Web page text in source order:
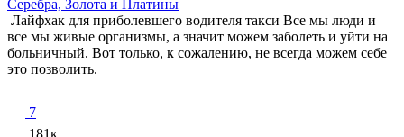
Лайфхак для приболевшего водителя такси Все мы люди и
все мы живые организмы, а значит можем заболеть и уйти на
больничный. Вот только, к сожалению, не всегда можем себе
это позволить.
7
181к.